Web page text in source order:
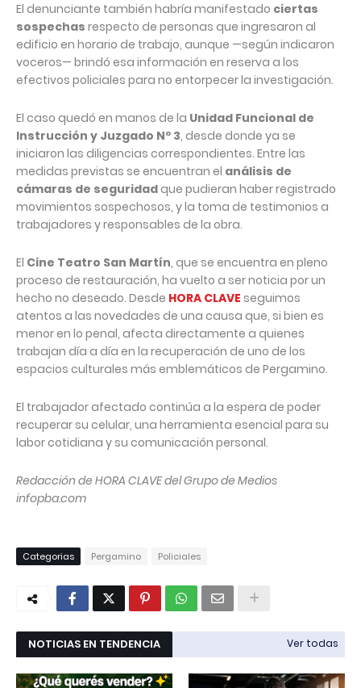
El denunciante también habría manifestado ciertas
sospechas respecto de personas que ingresaron al
edificio en horario de trabajo, aunque —según indicaron
voceros— brindó esa información en reserva a los
efectivos policiales para no entorpecer la investigación.
El caso quedó en manos de la Unidad Funcional de
Instrucción y Juzgado Nº 3, desde donde ya se
iniciaron las diligencias correspondientes. Entre las
medidas previstas se encuentran el análisis de
cámaras de seguridad que pudieran haber registrado
movimientos sospechosos, y la toma de testimonios a
trabajadores y responsables de la obra.
El Cine Teatro San Martín, que se encuentra en pleno
proceso de restauración, ha vuelto a ser noticia por un
hecho no deseado. Desde HORA CLAVE seguimos
atentos a las novedades de una causa que, si bien es
menor en lo penal, afecta directamente a quienes
trabajan día a día en la recuperación de uno de los
espacios culturales más emblemáticos de Pergamino.
El trabajador afectado continúa a la espera de poder
recuperar su celular, una herramienta esencial para su
labor cotidiana y su comunicación personal.
Redacción de HORA CLAVE del Grupo de Medios
infopba.com
Categorias Pergamino Policiales
NOTICIAS EN TENDENCIA Ver todas